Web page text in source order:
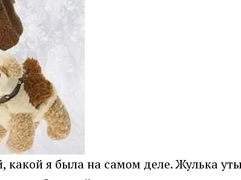
я была на самом деле. Жулька